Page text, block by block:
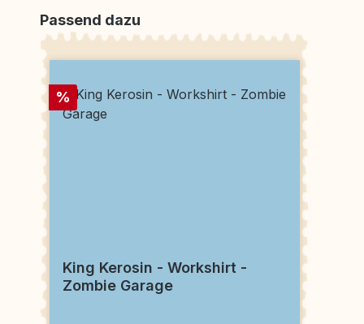
Produktgalerie überspringen
Passend dazu
Rabatt
%
King Kerosin - Workshirt -
Zombie Garage